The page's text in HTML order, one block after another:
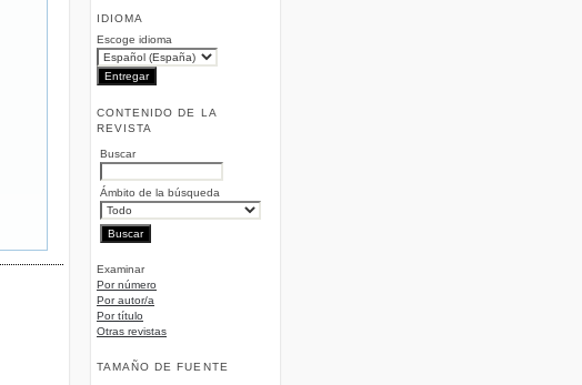
IDIOMA
Escoge idioma
CONTENIDO DE LA
REVISTA
Buscar
Ámbito de la búsqueda
Examinar
Por número
Por autor/a
Por título
Otras revistas
TAMAÑO DE FUENTE